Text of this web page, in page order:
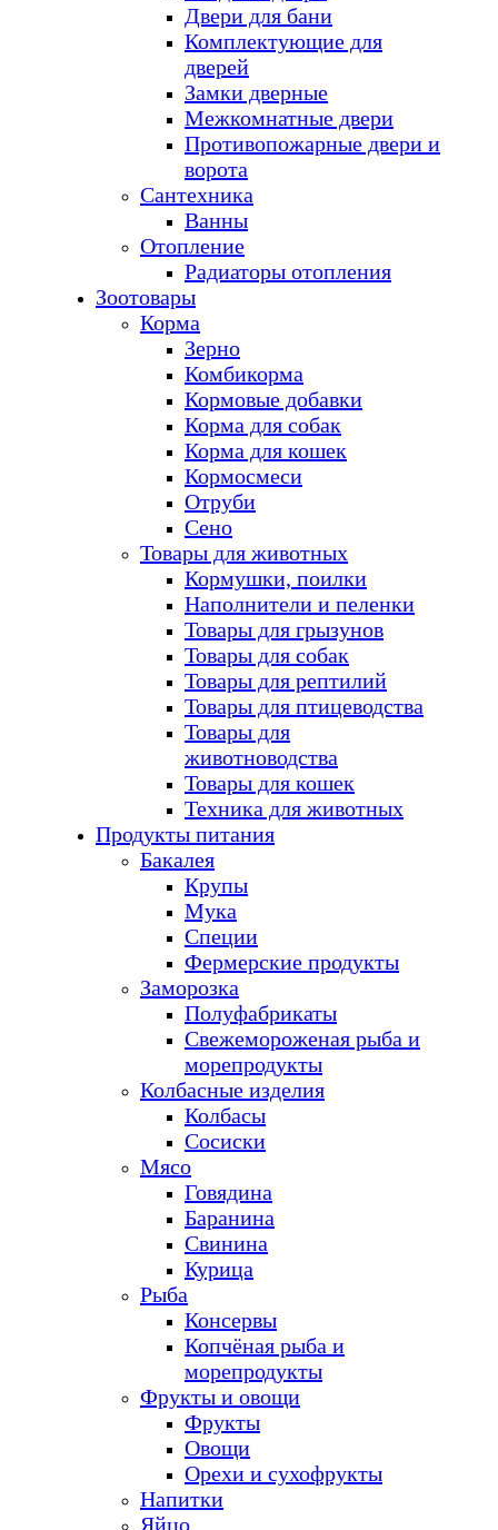
Двери для бани
Комплектующие для
дверей
Замки дверные
Межкомнатные двери
Противопожарные двери и
ворота
Сантехника
Ванны
Отопление
Радиаторы отопления
Зоотовары
Корма
Зерно
Комбикорма
Кормовые добавки
Корма для собак
Корма для кошек
Кормосмеси
Отруби
Сено
Товары для животных
Кормушки, поилки
Наполнители и пеленки
Товары для грызунов
Товары для собак
Товары для рептилий
Товары для птицеводства
Товары для
животноводства
Товары для кошек
Техника для животных
Продукты питания
Бакалея
Крупы
Мука
Специи
Фермерские продукты
Заморозка
Полуфабрикаты
Свежемороженая рыба и
морепродукты
Колбасные изделия
Колбасы
Сосиски
Мясо
Говядина
Баранина
Свинина
Курица
Рыба
Консервы
Копчёная рыба и
морепродукты
Фрукты и овощи
Фрукты
Овощи
Орехи и сухофрукты
Напитки
Яйцо